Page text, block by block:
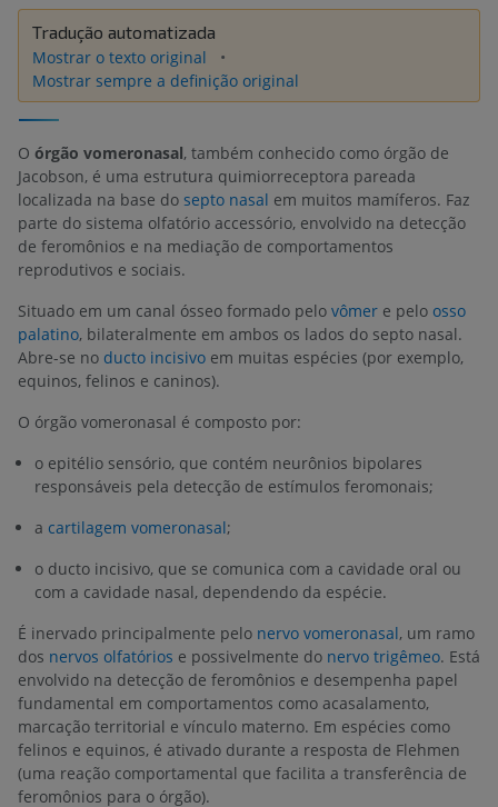
Tradução automatizada
Mostrar o texto original
Mostrar sempre a definição original
O órgão vomeronasal, também conhecido como órgão de
Jacobson, é uma estrutura quimiorreceptora pareada
localizada na base do septo nasal em muitos mamíferos. Faz
parte do sistema olfatório accessório, envolvido na detecção
de feromônios e na mediação de comportamentos
reprodutivos e sociais.
Situado em um canal ósseo formado pelo vômer e pelo osso
palatino, bilateralmente em ambos os lados do septo nasal.
Abre-se no ducto incisivo em muitas espécies (por exemplo,
equinos, felinos e caninos).
O órgão vomeronasal é composto por:
o epitélio sensório, que contém neurônios bipolares
responsáveis pela detecção de estímulos feromonais;
a cartilagem vomeronasal;
o ducto incisivo, que se comunica com a cavidade oral ou
com a cavidade nasal, dependendo da espécie.
É inervado principalmente pelo nervo vomeronasal, um ramo
dos nervos olfatórios e possivelmente do nervo trigêmeo. Está
envolvido na detecção de feromônios e desempenha papel
fundamental em comportamentos como acasalamento,
marcação territorial e vínculo materno. Em espécies como
felinos e equinos, é ativado durante a resposta de Flehmen
(uma reação comportamental que facilita a transferência de
feromônios para o órgão).